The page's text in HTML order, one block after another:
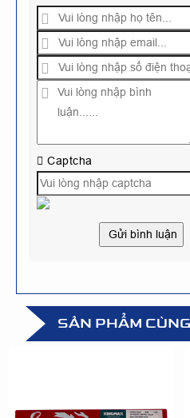
Captcha
Gửi bình luận
SẢN PHẨM